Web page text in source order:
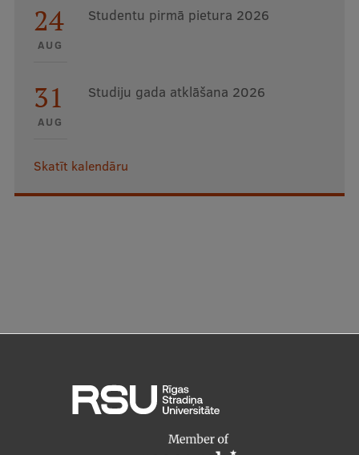
24
AUG
Studentu pirmā pietura 2026
31
AUG
Studiju gada atklāšana 2026
Skatīt kalendāru